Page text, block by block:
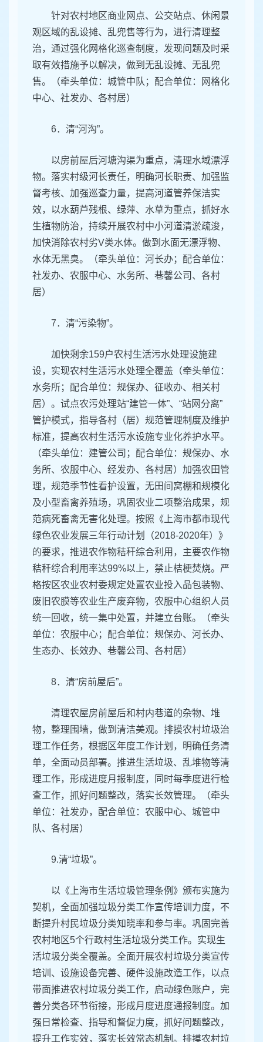
针对农村地区商业网点、公交站点、休闲景
观区域的乱设摊、乱兜售等行为，进行清理整
治，通过强化网格化巡查制度，发现问题及时采
取有效措施予以解决，做到无乱设摊、无乱兜
售。（牵头单位：城管中队；配合单位：网格化
中心、社发办、各村居）
6．清“河沟”。
以房前屋后河塘沟渠为重点，清理水域漂浮
物。落实村级河长责任，明确河长职责、加强监
督考核、加强巡查力量，提高河道管养保洁实
效，以水葫芦残根、绿萍、水草为重点，抓好水
生植物防治，持续开展农村中小河道清淤疏浚，
加快消除农村劣V类水体。做到水面无漂浮物、
水体无黑臭。（牵头单位：河长办；配合单位：
社发办、农服中心、水务所、巷馨公司、各村
居）
7．清“污染物”。
加快剩余159户农村生活污水处理设施建
设，实现农村生活污水处理全覆盖（牵头单位：
水务所；配合单位：规保办、征收办、相关村
居）。试点农污处理站“建管一体”、“站网分离”
管护模式，指导各村（居）规范管理制度及维护
标准，提高农村生活污水设施专业化养护水平。
（牵头单位：建管公司；配合单位：规保办、水
务所、农服中心、经发办、各村居）加强农田管
理，规范季节性看护设置，无田间窝棚和规模化
及小型畜禽养殖场，巩固农业二项整治成果，规
范病死畜禽无害化处理。按照《上海市都市现代
绿色农业发展三年行动计划（2018-2020年）》
的要求，推进农作物秸秆综合利用，主要农作物
秸秆综合利用率达99%以上，禁止桔梗焚烧。严
格按区农业农村委规定处置农业投入品包装物、
废旧农膜等农业生产废弃物，农服中心组织人员
统一回收，统一集中处置，并建立台账。（牵头
单位：农服中心；配合单位：规保办、河长办、
生态办、长效办、巷馨公司、各村居）
8．清“房前屋后”。
清理农屋房前屋后和村内巷道的杂物、堆
物，整理围墙，做到清洁美观。排摸农村垃圾治
理工作任务，根据区年度工作计划，明确任务清
单，全面动员部署。推进生活垃圾、乱堆物等清
理工作，形成进度月报制度，同时每季度进行检
查工作，抓好问题整改，落实长效管理。（牵头
单位：社发办，配合单位：农服中心、城管中
队、各村居）
9.清“垃圾”。
以《上海市生活垃圾管理条例》颁布实施为
契机，全面加强垃圾分类工作宣传培训力度，不
断提升村民垃圾分类知晓率和参与率。巩固完善
农村地区5个行政村生活垃圾分类工作。实现生
活垃圾分类全覆盖。全面开展农村垃圾分类宣传
培训、设施设备完善、硬件设施改造工作，以点
带面推进农村垃圾分类工作，启动绿色账户，完
善分类各环节衔接，形成月度进度通报制度。加
强日常检查、指导和督促力度，抓好问题整改，
提升工作实效，落实长效常态机制。排摸农村垃